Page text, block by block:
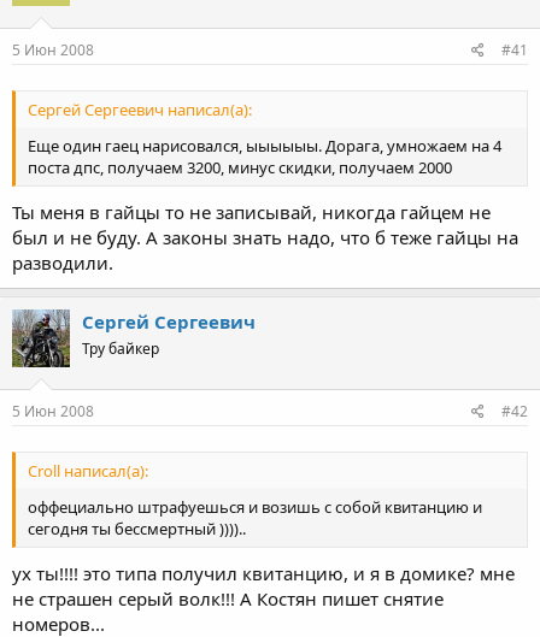
5 Июн 2008 #41
Сергей Сергеевич написал(а):
Еще один гаец нарисовался, ыыыыыы. Дорага, умножаем на 4
поста дпс, получаем 3200, минус скидки, получаем 2000
Ты меня в гайцы то не записывай, никогда гайцем не
был и не буду. А законы знать надо, что б теже гайцы на
разводили.
Сергей Сергеевич
Тру байкер
5 Июн 2008 #42
Croll написал(а):
оффециально штрафуешься и возишь с собой квитанцию и
сегодня ты бессмертный ))))..
ух ты!!!! это типа получил квитанцию, и я в домике? мне
не страшен серый волк!!! А Костян пишет снятие
номеров...